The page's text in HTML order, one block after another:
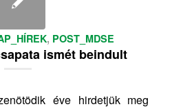
, POST_MDSE
ismét beindult
éve hirdetjük meg